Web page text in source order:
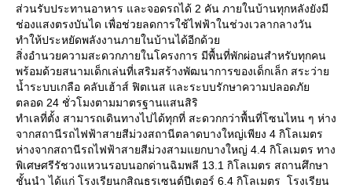
ส่วนรับประทานอาหาร และจอดรถได้ 2 คัน ภายในบ้านทุกหลังยังมี
ช่องแสงตรงบันได เพื่อช่วยลดการใช้ไฟฟ้าในช่วงเวลากลางวัน
ทำให้ประหยัดพลังงานภายในบ้านได้อีกด้ว
สิ่งอำนวยความสะดวกภายในโครงการ มีพื้นที่พักผ่อนสำหรับทุกคน
พร้อมด้วยสนามเด็กเล่นที่เสริมสร้างพัฒนาการของเด็กเล็ก สระว่า
น้ำระบบเกลือ คลับเฮ้าส์ ฟิตเนส และระบบรักษาความปลอดภั
ตลอด 24 ชั่วโมงตามมาตรฐานแสนสิริ
ทำเลที่ตั้ง สามารถเดินทางไปได้ทุกที่ สะดวกกว่าพื้นที่โซนไหน ๆ ห่าง
จากสถานีรถไฟฟ้าสายสีม่วงสถานีตลาดบางใหญ่เพียง 4 กิโลเมตร
ห่างจากสถานีรถไฟฟ้าสายสีม่วงสามแยกบางใหญ่ 4.4 กิโลเมตร ทาง
พิเศษศรีรัชวงแหวนรอบนอกด่านฉิมพลี 13.1 กิโลเมตร สถานศึกษา
ชั้นนำ ได้แก่ โรงเรียนกสิณธรเซนต์ปีเตอร์ 6.4 กิโลเมตร โรงเรียน